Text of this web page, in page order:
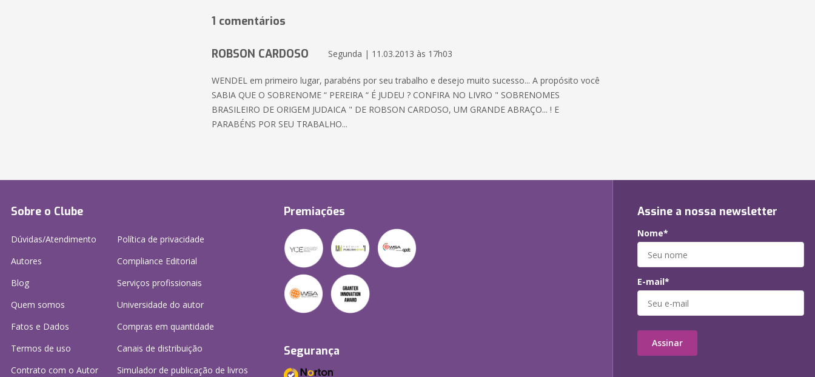
1 comentários
ROBSON CARDOSO Segunda | 11.03.2013 às 17h03
WENDEL em primeiro lugar, parabéns por seu trabalho e desejo muito sucesso... A propósito você
SABIA QUE O SOBRENOME “ PEREIRA “ É JUDEU ? CONFIRA NO LIVRO " SOBRENOMES
BRASILEIRO DE ORIGEM JUDAICA " DE ROBSON CARDOSO, UM GRANDE ABRAÇO... ! E
PARABÉNS POR SEU TRABALHO...
Sobre o Clube
Dúvidas/Atendimento
Autores
Blog
Quem somos
Fatos e Dados
Termos de uso
Contrato com o Autor
Política de privacidade
Compliance Editorial
Serviços profissionais
Universidade do autor
Compras em quantidade
Canais de distribuição
Simulador de publicação de livros
Premiações
Segurança
Assine a nossa newsletter
Nome*
E-mail*
Assinar